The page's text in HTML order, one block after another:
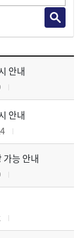
안내
안내
가능 안내